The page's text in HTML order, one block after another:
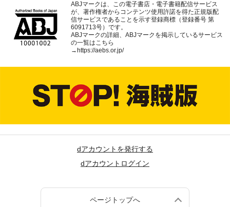
ABJマークは、この電子書店・電子書籍配信サービス
が、著作権者からコンテンツ使用許諾を得た正規版配
信サービスであることを示す登録商標（登録番号 第
6091713号）です。
ABJマークの詳細、ABJマークを掲示しているサービス
の一覧はこちら
→ https://aebs.or.jp/
dアカウントを発行する
dアカウントログイン
ページトップへ